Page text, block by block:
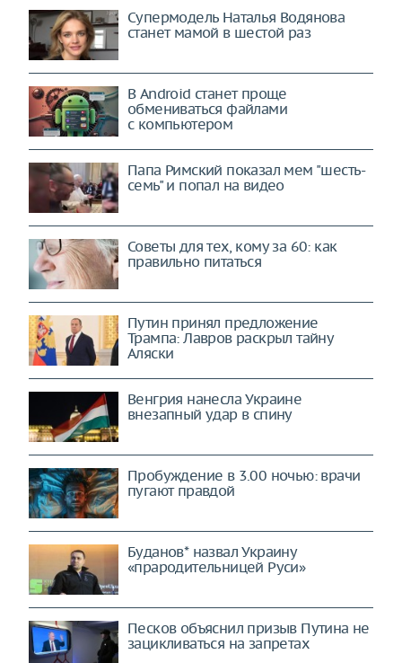
Супермодель Наталья Водянова
станет мамой в шестой раз
В Android станет проще
обмениваться файлами
с компьютером
Папа Римский показал мем "шесть-
семь" и попал на видео
Советы для тех, кому за 60: как
правильно питаться
Путин принял предложение
Трампа: Лавров раскрыл тайну
Аляски
Венгрия нанесла Украине
внезапный удар в спину
Пробуждение в 3.00 ночью: врачи
пугают правдой
Буданов* назвал Украину
«прародительницей Руси»
Песков объяснил призыв Путина не
зацикливаться на запретах